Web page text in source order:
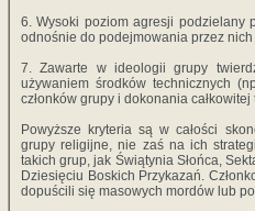
6. Wysoki poziom agresji podzielany
odnośnie do podejmowania przez
7. Zawarte w ideologii grupy
używaniem środków technicznych
członków grupy i dokonania
Powyższe kryteria są w całości
grupy religijne, nie zaś na ich
takich grup, jak Świątynia Słońca,
Dziesięciu Boskich Przykazań.
dopuścili się masowych mordów lub